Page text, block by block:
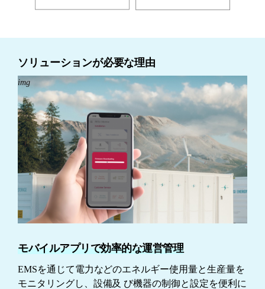
ソリューションが必要な理由
img
モバイルアプリで効率的な運営管理
EMSを通じて電力などのエネルギー使用量と生産量を
モニタリングし、設備及 び機器の制御と設定を便利に